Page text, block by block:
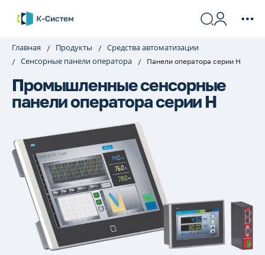
Главная Продукты
Средства автоматизации
Сенсорные панели оператора
Панели оператора серии H
Промышленные сенсорные
панели оператора серии H